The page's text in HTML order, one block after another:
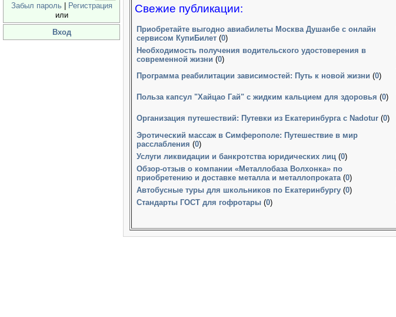
Забыл пароль
Регистрация
или
Вход
Свежие публикации:
Приобретайте выгодно авиабилеты Москва Душанбе с онлайн
сервисом КупиБилет (0)
Необходимость получения водительского удостоверения в
современной жизни (0)
Программа реабилитации зависимостей: Путь к новой жизни (0)
Польза капсул "Хайцао Гай" с жидким кальцием для здоровья (0)
Организация путешествий: Путевки из Екатеринбурга с Nadotur (0)
Эротический массаж в Симферополе: Путешествие в мир
расслабления (0)
Услуги ликвидации и банкротства юридических лиц (0)
Обзор-отзыв о компании «Металлобаза Волхонка» по
приобретению и доставке металла и металлопроката (0)
Автобусные туры для школьников по Екатеринбургу (0)
Стандарты ГОСТ для гофротары (0)